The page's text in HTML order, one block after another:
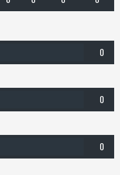
0
0
0